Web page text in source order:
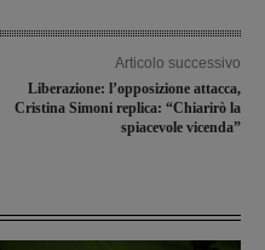
Articolo successivo
Liberazione: l’opposizione attacca,
Cristina Simoni replica: “Chiarirò la
spiacevole vicenda”